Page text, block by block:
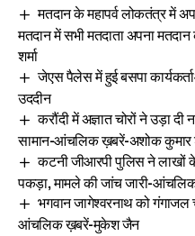
मतदान के महापर्व लोकतंत्र में
मतदान में सभी मतदाता अपना
शर्मा
जेएस पैलेस में हुई बसपा
उददीन
करौंदी में अज्ञात चोरों ने उड़ा
सामान-आंचलिक ख़बरें-अशोक कुमार
कटनी जीआरपी पुलिस ने लाखों
पकड़ा, मामले की जांच जारी-
भगवान जागेश्वरनाथ को गंगाजल
आंचलिक ख़बरें-मुकेश जैन